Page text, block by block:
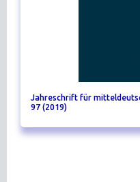
Jahreschrift für
97 (2019)